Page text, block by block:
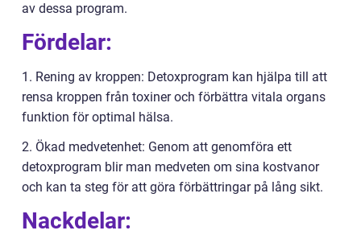
av dessa program.
Fördelar:
1. Rening av kroppen: Detoxprogram kan hjälpa till att
rensa kroppen från toxiner och förbättra vitala organs
funktion för optimal hälsa.
2. Ökad medvetenhet: Genom att genomföra ett
detoxprogram blir man medveten om sina kostvanor
och kan ta steg för att göra förbättringar på lång sikt.
Nackdelar: